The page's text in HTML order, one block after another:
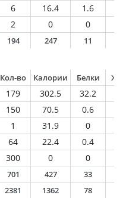
6 16.4 1.6
2 0 0
194 247 11
Кол-во Калории Белки
179 302.5 32.2
150 70.5 0.6
1 31.9 0
64 22.4 0.4
300 0 0
701 427 33
2381 1362 78